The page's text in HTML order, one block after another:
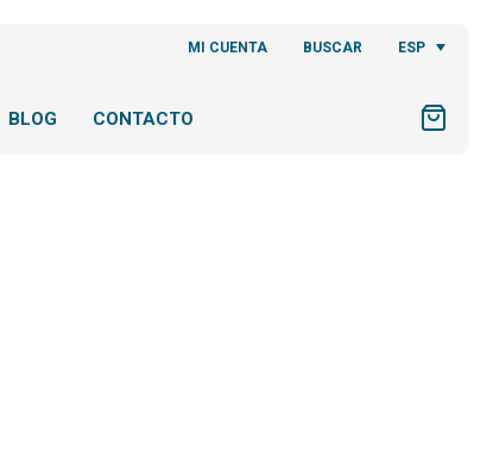
MI CUENTA BUSCAR ESP
BLOG CONTACTO